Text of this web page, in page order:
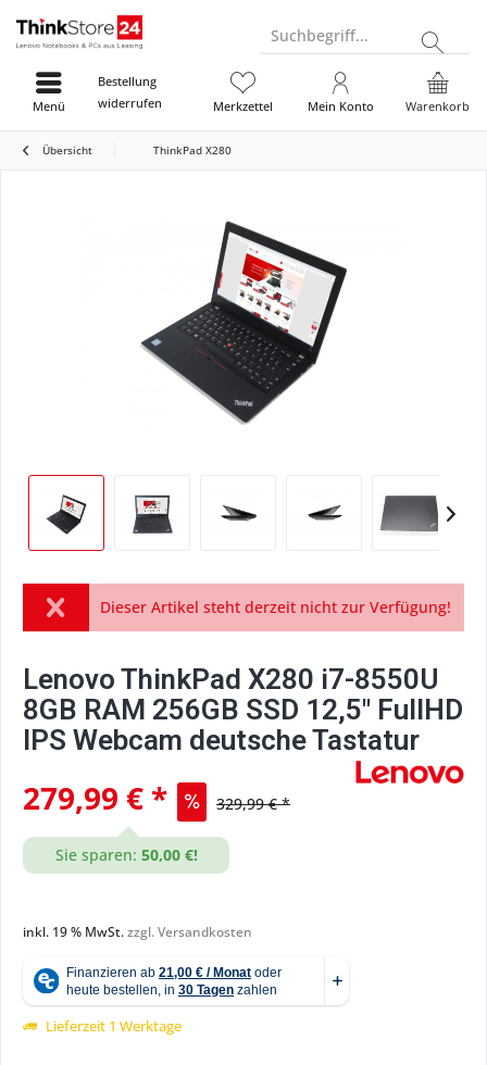
Suchbegriff...
Bestellung
widerrufen
Warenkorb
Merkzettel Mein Konto
Menü
Übersicht ThinkPad X280
Dieser Artikel steht derzeit nicht zur Verfügung!
Lenovo ThinkPad X280 i7-8550U
8GB RAM 256GB SSD 12,5" FullHD
IPS Webcam deutsche Tastatur
279,99 € * 329,99 € *
Sie sparen: 50,00 €!
inkl. 19 % MwSt.zzgl. Versandkosten
Lieferzeit 1 Werktage